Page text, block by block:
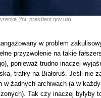
(fot. president.gov.ua)
w problem
przyzwolenie na takie
ponieważ trudno inaczej
trafiły na Białoruś. Jeśli nie
w żadnych archiwach (a w
Tak czy inaczej byłyby